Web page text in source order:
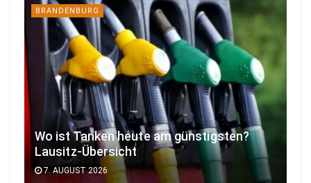
BRANDENBURG
Wo ist Tanken heute am günstigsten?
Lausitz-Übersicht
7. AUGUST 2026